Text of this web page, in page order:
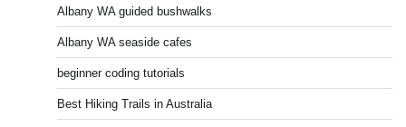
Albany WA guided bushwalks
Albany WA seaside cafes
beginner coding tutorials
Best Hiking Trails in Australia